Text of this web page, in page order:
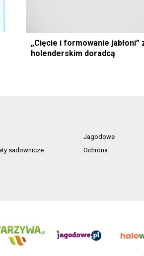
„Cięcie i formowanie jabłoni”
holenderskim doradcą
Jagodowe
sadownicze
Ochrona